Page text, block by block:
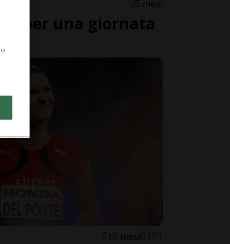
5 mesi
per una giornata
10 mesi 1 1